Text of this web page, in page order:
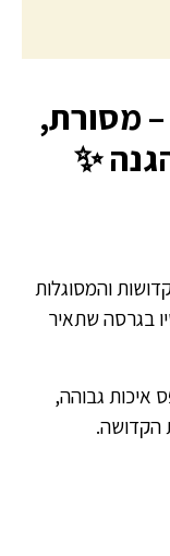
מסורת,
✨
והמסוגלות
בגרסה שתאיר
איכות גבוהה,
הקדושה.